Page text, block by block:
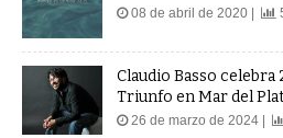
08 de abril de 2020 |
Claudio Basso
Triunfo en Mar del
26 de marzo de 2024 |